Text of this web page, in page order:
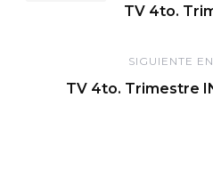
entradas
TV 4to.
SIGUIENTE
TV 4to. Trimestre